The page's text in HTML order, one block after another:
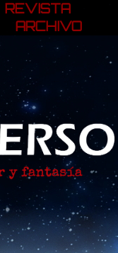
REVISTA
ARCHIVO